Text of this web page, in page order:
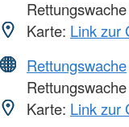
Karte: Link zur
Rettungswache
Karte: Link zur